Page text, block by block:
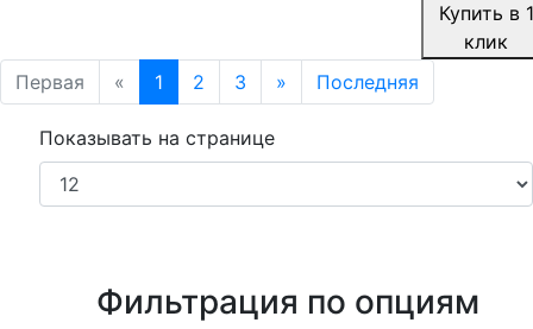
Купить в 1
клик
Первая
« 1 2 3 » Последняя
Показывать на странице
Фильтрация по опциям